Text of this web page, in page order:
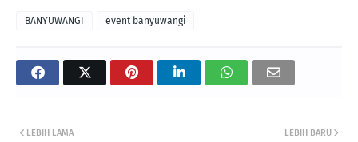
BANYUWANGI event banyuwangi
LEBIH BARU
LEBIH LAMA